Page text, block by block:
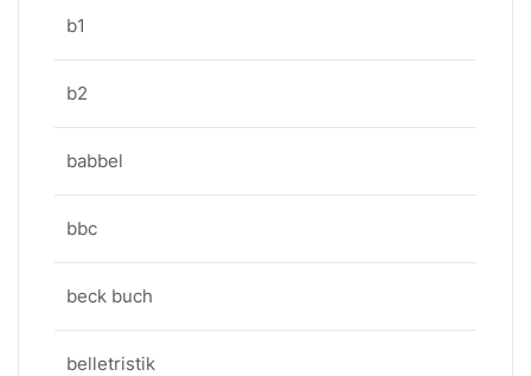
b1
b2
babbel
bbc
beck buch
belletristik